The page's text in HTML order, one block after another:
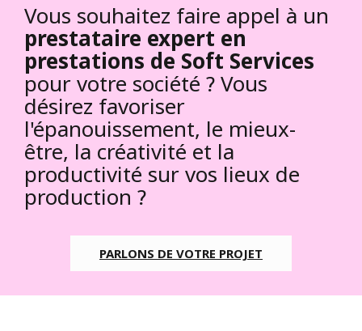
Vous souhaitez faire appel à un
prestataire expert en
prestations de Soft Services
pour votre société ? Vous
désirez favoriser
l'épanouissement, le mieux-
être, la créativité et la
productivité sur vos lieux de
production ?
PARLONS DE VOTRE PROJET